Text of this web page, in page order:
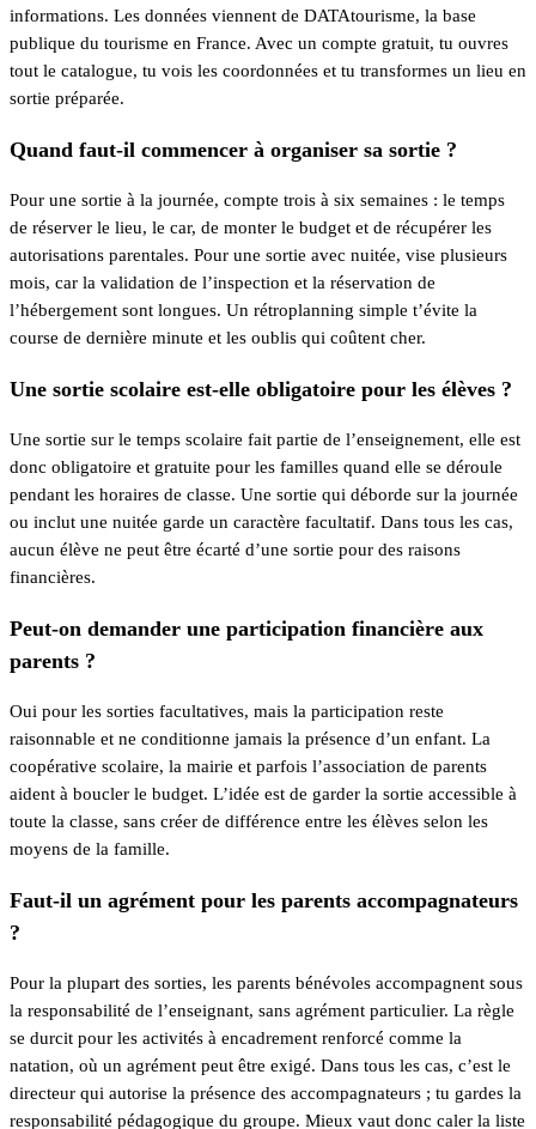
informations. Les données viennent de DATAtourisme, la base
publique du tourisme en France. Avec un compte gratuit, tu ouvres
tout le catalogue, tu vois les coordonnées et tu transformes un lieu en
sortie préparée.
Quand faut-il commencer à organiser sa sortie ?
Pour une sortie à la journée, compte trois à six semaines : le temps
de réserver le lieu, le car, de monter le budget et de récupérer les
autorisations parentales. Pour une sortie avec nuitée, vise plusieurs
mois, car la validation de l’inspection et la réservation de
l’hébergement sont longues. Un rétroplanning simple t’évite la
course de dernière minute et les oublis qui coûtent cher.
Une sortie scolaire est-elle obligatoire pour les élèves ?
Une sortie sur le temps scolaire fait partie de l’enseignement, elle est
donc obligatoire et gratuite pour les familles quand elle se déroule
pendant les horaires de classe. Une sortie qui déborde sur la journée
ou inclut une nuitée garde un caractère facultatif. Dans tous les cas,
aucun élève ne peut être écarté d’une sortie pour des raisons
financières.
Peut-on demander une participation financière aux
parents ?
Oui pour les sorties facultatives, mais la participation reste
raisonnable et ne conditionne jamais la présence d’un enfant. La
coopérative scolaire, la mairie et parfois l’association de parents
aident à boucler le budget. L’idée est de garder la sortie accessible à
toute la classe, sans créer de différence entre les élèves selon les
moyens de la famille.
Faut-il un agrément pour les parents accompagnateurs
?
Pour la plupart des sorties, les parents bénévoles accompagnent sous
la responsabilité de l’enseignant, sans agrément particulier. La règle
se durcit pour les activités à encadrement renforcé comme la
natation, où un agrément peut être exigé. Dans tous les cas, c’est le
directeur qui autorise la présence des accompagnateurs ; tu gardes la
responsabilité pédagogique du groupe. Mieux vaut donc caler la liste